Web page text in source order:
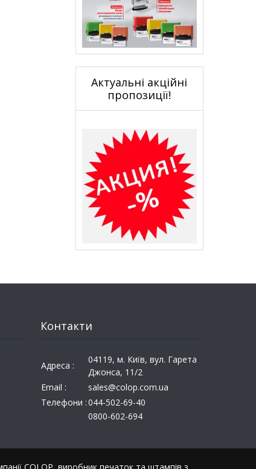
Актуальні акційні
пропозиції!
Контакти
Адреса :
04119, м. Київ, вул. Гарета
Джонса, 11/2
Email :
sales@colop.com.ua
Телефони :044-502-69-40
0800-602-694